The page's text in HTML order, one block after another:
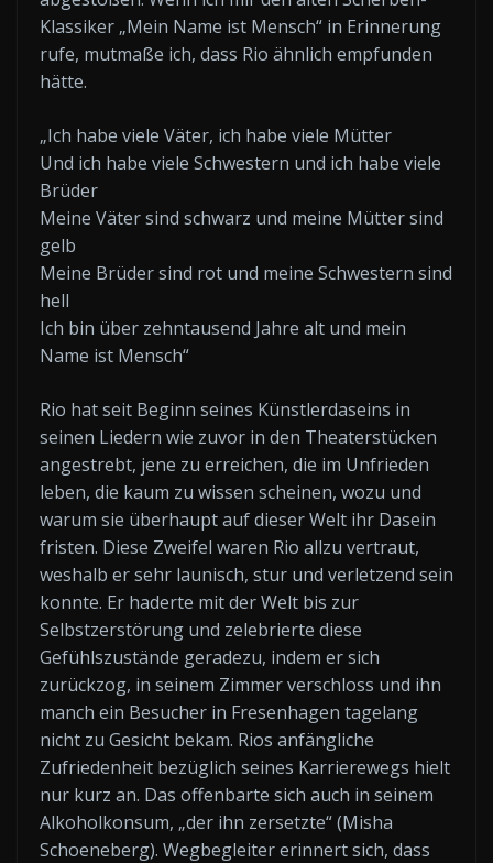
Klassiker „Mein Name ist Mensch“ in Erinnerung
rufe, mutmaße ich, dass Rio ähnlich empfunden
hätte.
„Ich habe viele Väter, ich habe viele Mütter
Und ich habe viele Schwestern und ich habe viele
Brüder
Meine Väter sind schwarz und meine Mütter sind
gelb
Meine Brüder sind rot und meine Schwestern sind
hell
Ich bin über zehntausend Jahre alt und mein
Name ist Mensch“
Rio hat seit Beginn seines Künstlerdaseins in
seinen Liedern wie zuvor in den Theaterstücken
angestrebt, jene zu erreichen, die im Unfrieden
leben, die kaum zu wissen scheinen, wozu und
warum sie überhaupt auf dieser Welt ihr Dasein
fristen. Diese Zweifel waren Rio allzu vertraut,
weshalb er sehr launisch, stur und verletzend sein
konnte. Er haderte mit der Welt bis zur
Selbstzerstörung und zelebrierte diese
Gefühlszustände geradezu, indem er sich
zurückzog, in seinem Zimmer verschloss und ihn
manch ein Besucher in Fresenhagen tagelang
nicht zu Gesicht bekam. Rios anfängliche
Zufriedenheit bezüglich seines Karrierewegs hielt
nur kurz an. Das offenbarte sich auch in seinem
Alkoholkonsum, „der ihn zersetzte“ (Misha
Schoeneberg). Wegbegleiter erinnert sich, dass